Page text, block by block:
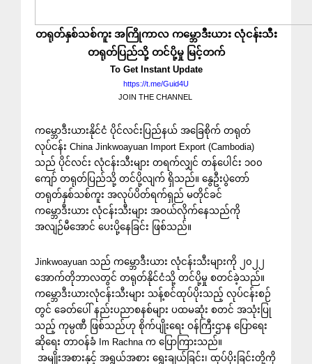
တရုတ်နှစ်သစ်ကူး အကြိုကာလ ကမ္ဘောဒီးယား လုံငန်းသီး
တရုတ်ပြည်သို့ တင်ပို့မှု မြင့်တက်
To Get Instant Update
https://t.me/Guid4U
JOIN THE CHANNEL
ကမ္ဘောဒီးယားနိုင်ငံ ပိုင်လင်းပြည်နယ် အခြေစိုက် တရုတ်
လုပ်ငန်း China Jinkwoayuan Import Export (Cambodia)
သည် ပိုင်လင်း လုံငန်းသီးများ တရက်လျှင် တန်ပေါင်း ၁၀၀
ကျော် တရုတ်ပြည်သို့ တင်ပို့လျက် ရှိသည်။ နွေဦးပွဲတော်
တရုတ်နှစ်သစ်ကူး အလုပ်ပိတ်ရက်ရှည် မတိုင်ခင်
ကမ္ဘောဒီးယား လုံငန်းသီးများ အဝယ်လိုက်နေသည်ကို
အလျဉ်မီအောင် ပေးပို့နေခြင်း ဖြစ်သည်။
Jinkwoayuan သည် ကမ္ဘောဒီးယား လုံငန်းသီးများကို ၂၀၂၂
အောက်တိုဘာလတွင် တရုတ်နိုင်ငံသို့ တင်ပို့မှု စတင်ခဲ့သည်။
ကမ္ဘောဒီးယားလုံငန်းသီးများ သန့်စင်ထုပ်ပိုးသည့် လုပ်ငန်းစဉ်
တွင် ခေတ်ပေါ် နည်းပညာစနစ်များ ပထမဆုံး စတင် အသုံးပြု
သည့် ကုမ္ပဏီ ဖြစ်သည်ဟု စိုက်ပျိုးရေး ဝန်ကြီးဌာန ပြောရေး
ဆိုရေး တာဝန်ခံ Im Rachna က ပြောကြားသည်။
အမျိုးအစားနှင့် အရွယ်အစား ရွေးချယ်ခြင်း၊ ထုပ်ပိုးခြင်းတို့ကို